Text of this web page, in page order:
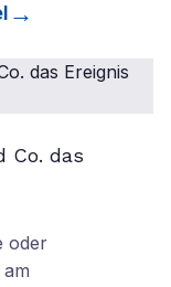
Co. das
oder